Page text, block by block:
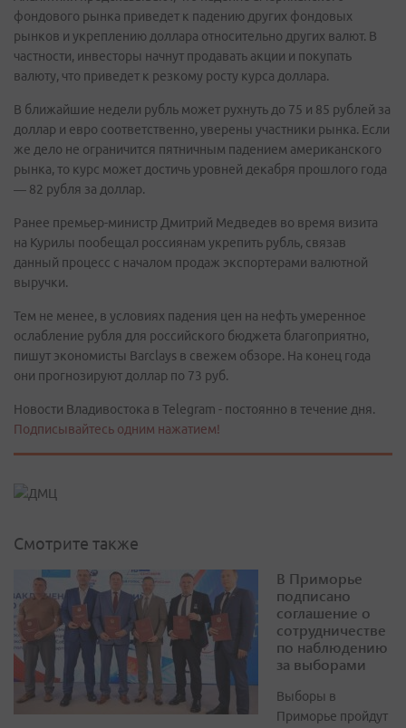
фондового рынка приведет к падению других фондовых
рынков и укреплению доллара относительно других валют. В
частности, инвесторы начнут продавать акции и покупать
валюту, что приведет к резкому росту курса доллара.
В ближайшие недели рубль может рухнуть до 75 и 85 рублей за
доллар и евро соответственно, уверены участники рынка. Если
же дело не ограничится пятничным падением американского
рынка, то курс может достичь уровней декабря прошлого года
— 82 рубля за доллар.
Ранее премьер-министр Дмитрий Медведев во время визита
на Курилы пообещал россиянам укрепить рубль, связав
данный процесс с началом продаж экспортерами валютной
выручки.
Тем не менее, в условиях падения цен на нефть умеренное
ослабление рубля для российского бюджета благоприятно,
пишут экономисты Barclays в свежем обзоре. На конец года
они прогнозируют доллар по 73 руб.
Новости Владивостока в Telegram - постоянно в течение дня.
Подписывайтесь одним нажатием!
Смотрите также
В Приморье
подписано
соглашение о
сотрудничестве
по наблюдению
за выборами
Выборы в
Приморье пройдут